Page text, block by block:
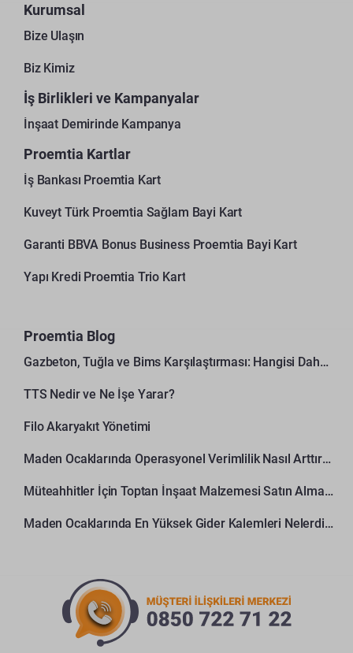
Kurumsal
Bize Ulaşın
Biz Kimiz
İş Birlikleri ve Kampanyalar
İnşaat Demirinde Kampanya
Proemtia Kartlar
İş Bankası Proemtia Kart
Kuveyt Türk Proemtia Sağlam Bayi Kart
Garanti BBVA Bonus Business Proemtia Bayi Kart
Yapı Kredi Proemtia Trio Kart
Proemtia Blog
Gazbeton, Tuğla ve Bims Karşılaştırması: Hangisi Daha Avantajlı?
TTS Nedir ve Ne İşe Yarar?
Filo Akaryakıt Yönetimi
Maden Ocaklarında Operasyonel Verimlilik Nasıl Arttırılır?
Müteahhitler İçin Toptan İnşaat Malzemesi Satın Alma Rehberi
Maden Ocaklarında En Yüksek Gider Kalemleri Nelerdir?